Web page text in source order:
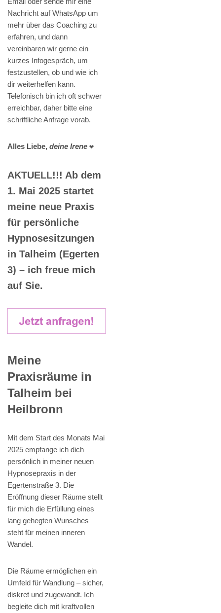
Nachricht auf WhatsApp um
mehr über das Coaching zu
erfahren, und dann
vereinbaren wir gerne ein
kurzes Infogespräch, um
festzustellen, ob und wie ich
dir weiterhelfen kann.
Telefonisch bin ich oft schwer
erreichbar, daher bitte eine
schriftliche Anfrage vorab.
Alles Liebe, deine Irene ❤️
AKTUELL!!! Ab dem
1. Mai 2025 startet
meine neue Praxis
für persönliche
Hypnosesitzungen
in Talheim (Egerten
3) – ich freue mich
auf Sie.
Meine
Praxisräume in
Talheim bei
Heilbronn
Mit dem Start des Monats Mai
2025 empfange ich dich
persönlich in meiner neuen
Hypnosepraxis in der
Egertenstraße 3. Die
Eröffnung dieser Räume stellt
für mich die Erfüllung eines
lang gehegten Wunsches
steht für meinen inneren
Wandel.
Die Räume ermöglichen ein
Umfeld für Wandlung – sicher,
diskret und zugewandt. Ich
begleite dich mit kraftvollen